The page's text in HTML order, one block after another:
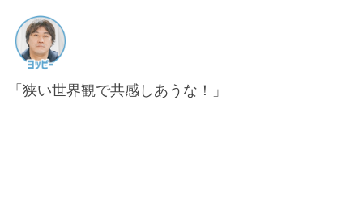
「狭い世界観で共感しあうな！」